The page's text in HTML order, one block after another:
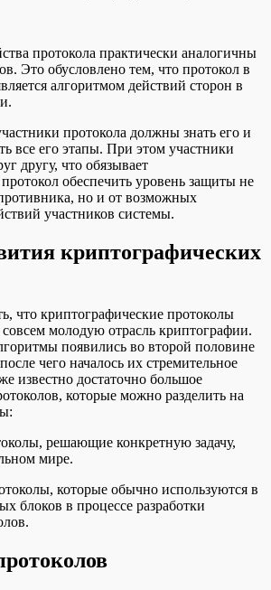
протокола практически аналогичны
Это обусловлено тем, что протокол в
алгоритмом действий сторон в
протокола должны знать его и
все его этапы. При этом участники
другу, что обязывает
обеспечить уровень защиты не
но и от возможных
участников системы.
криптографических
что криптографические протоколы
молодую отрасль криптографии.
появились во второй половине
чего началось их стремительное
известно достаточно большое
которые можно разделить на
решающие конкретную задачу,
мире.
которые обычно используются в
блоков в процессе разработки